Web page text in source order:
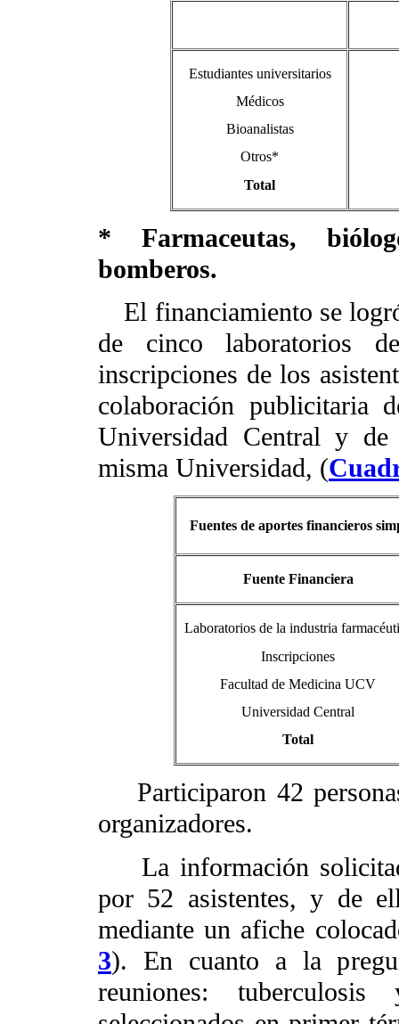
Estudiantes universitarios
Médicos
Bioanalistas
Otros*
Total
* Farmaceutas,
bomberos.
El financiamiento se
de cinco laboratorios
inscripciones de los
colaboración publicitaria
Universidad Central y
misma Universidad, (
Fuentes de aportes financieros
Fuente Financiera
Laboratorios de la industria
Inscripciones
Facultad de Medicina UCV
Universidad Central
Total
Participaron 42
organizadores.
La información
por 52 asistentes, y de
mediante un afiche
3). En cuanto a la
reuniones: